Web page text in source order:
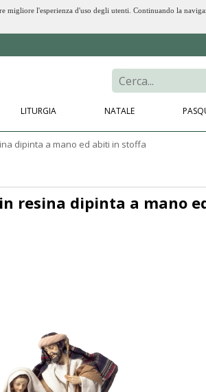
l'esperienza d'uso degli utenti. Continuando la
LITURGIA NATALE
dipinta a mano ed abiti in stoffa
resina dipinta a mano